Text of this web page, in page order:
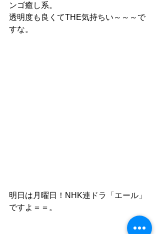
ンゴ癒し系。
透明度も良くてTHE気持ちい～～～で
すな。
明日は月曜日！NHK連ドラ「エール」
ですよ＝＝。